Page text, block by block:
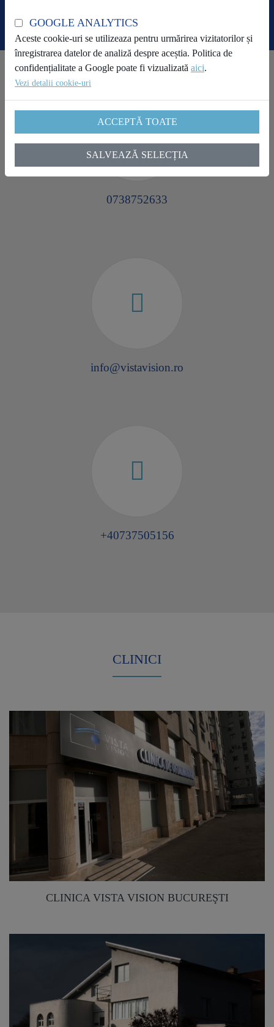
0738752633
info@vistavision.ro
+40737505156
CLINICI
CLINICA VISTA VISION BUCUREŞTI
GOOGLE ANALYTICS
Aceste cookie-uri se utilizeaza pentru urmărirea vizitatorilor și
înregistrarea datelor de analiză despre aceștia. Politica de
confidențialitate a Google poate fi vizualizată aici.
Vezi detalii cookie-uri
ACCEPTĂ TOATE
SALVEAZĂ SELECȚIA